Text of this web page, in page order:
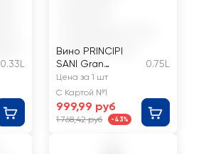
0.33L
Вино PRINCIPI
SANI Gran
susumaniello
сортовое
красное
полусухое
0.75L
Цена за 1 шт
С Картой №1
999,99 руб
1 768,42 руб -43%